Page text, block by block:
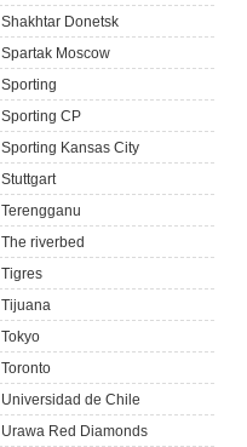
Shakhtar Donetsk
Spartak Moscow
Sporting
Sporting CP
Sporting Kansas City
Stuttgart
Terengganu
The riverbed
Tigres
Tijuana
Tokyo
Toronto
Universidad de Chile
Urawa Red Diamonds